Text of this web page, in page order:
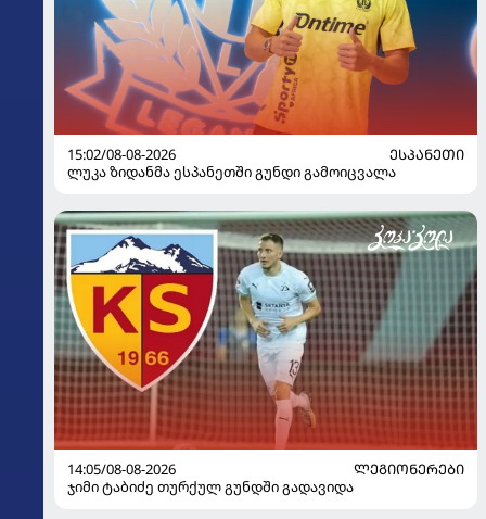
15:02/08-08-2026
ᲔᲡᲞᲐᲜᲔᲗᲘ
ლუკა ზიდანმა ესპანეთში გუნდი გამოიცვალა
14:05/08-08-2026
ᲚᲔᲒᲘᲝᲜᲔᲠᲔᲑᲘ
ჯიმი ტაბიძე თურქულ გუნდში გადავიდა